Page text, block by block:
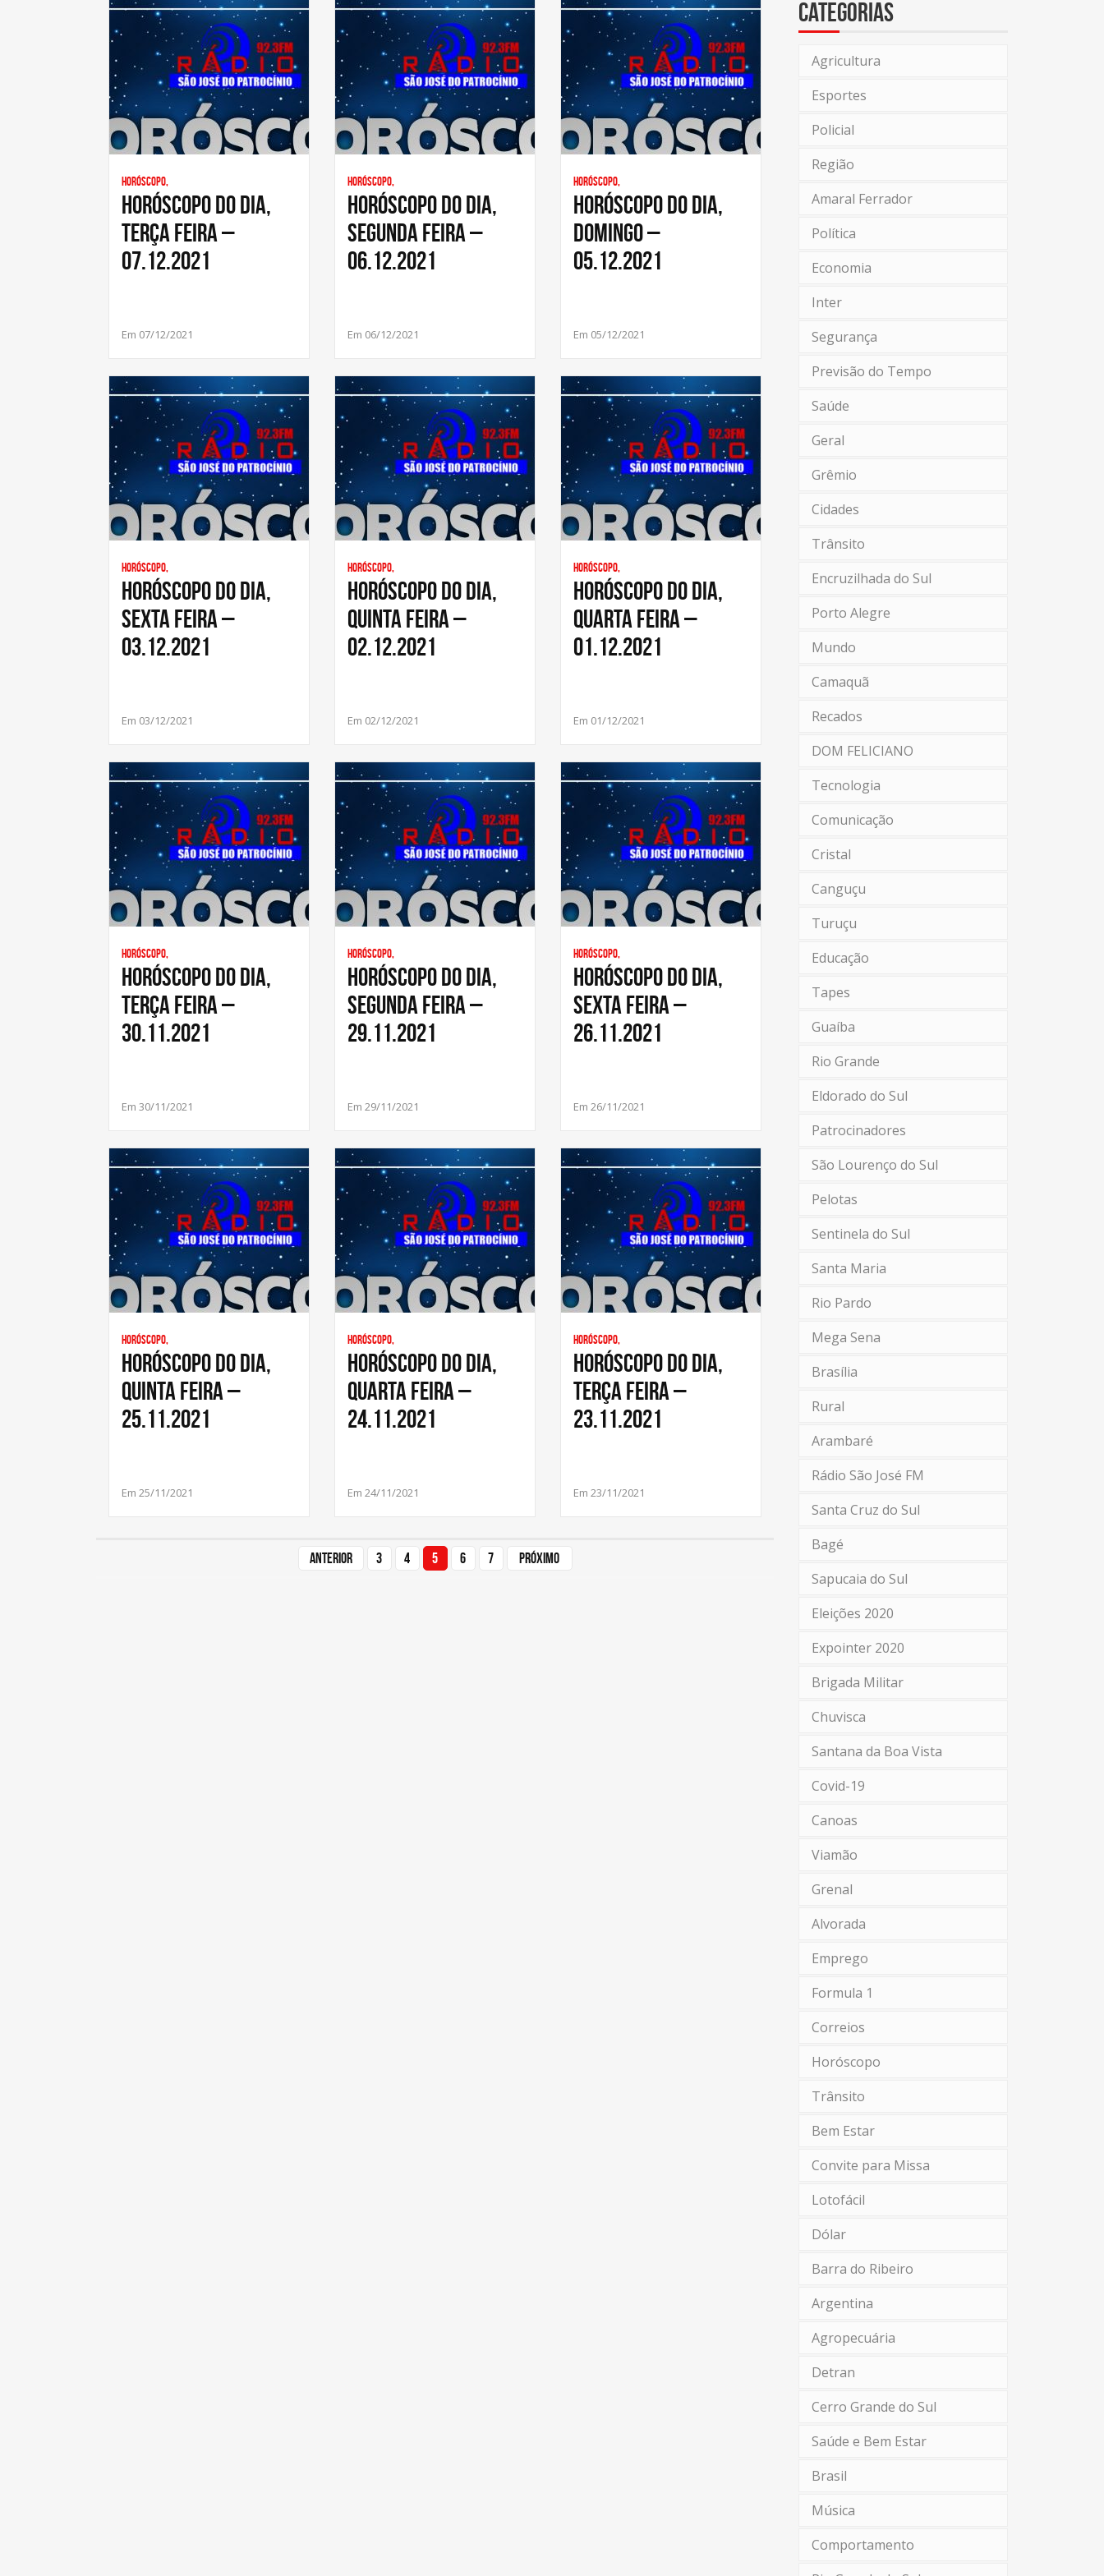
Horóscopo,
HORÓSCOPO DO DIA,
TERÇA FEIRA –
07.12.2021
Em 07/12/2021
Horóscopo,
HORÓSCOPO DO DIA,
SEGUNDA FEIRA –
06.12.2021
Em 06/12/2021
Horóscopo,
HORÓSCOPO DO DIA,
DOMINGO –
05.12.2021
Em 05/12/2021
Horóscopo,
HORÓSCOPO DO DIA,
SEXTA FEIRA –
03.12.2021
Em 03/12/2021
Horóscopo,
HORÓSCOPO DO DIA,
QUINTA FEIRA –
02.12.2021
Em 02/12/2021
Horóscopo,
HORÓSCOPO DO DIA,
QUARTA FEIRA –
01.12.2021
Em 01/12/2021
Horóscopo,
HORÓSCOPO DO DIA,
TERÇA FEIRA –
30.11.2021
Em 30/11/2021
Horóscopo,
HORÓSCOPO DO DIA,
SEGUNDA FEIRA –
29.11.2021
Em 29/11/2021
Horóscopo,
HORÓSCOPO DO DIA,
SEXTA FEIRA –
26.11.2021
Em 26/11/2021
Horóscopo,
HORÓSCOPO DO DIA,
QUINTA FEIRA –
25.11.2021
Em 25/11/2021
Horóscopo,
HORÓSCOPO DO DIA,
QUARTA FEIRA –
24.11.2021
Em 24/11/2021
Horóscopo,
HORÓSCOPO DO DIA,
TERÇA FEIRA –
23.11.2021
Em 23/11/2021
Anterior 3 4 5 6 7 Próximo
Categorias
Agricultura
Esportes
Policial
Região
Amaral Ferrador
Política
Economia
Inter
Segurança
Previsão do Tempo
Saúde
Geral
Grêmio
Cidades
Trânsito
Encruzilhada do Sul
Porto Alegre
Mundo
Camaquã
Recados
DOM FELICIANO
Tecnologia
Comunicação
Cristal
Canguçu
Turuçu
Educação
Tapes
Guaíba
Rio Grande
Eldorado do Sul
Patrocinadores
São Lourenço do Sul
Pelotas
Sentinela do Sul
Santa Maria
Rio Pardo
Mega Sena
Brasília
Rural
Arambaré
Rádio São José FM
Santa Cruz do Sul
Bagé
Sapucaia do Sul
Eleições 2020
Expointer 2020
Brigada Militar
Chuvisca
Santana da Boa Vista
Covid-19
Canoas
Viamão
Grenal
Alvorada
Emprego
Formula 1
Correios
Horóscopo
Trânsito
Bem Estar
Convite para Missa
Lotofácil
Dólar
Barra do Ribeiro
Argentina
Agropecuária
Detran
Cerro Grande do Sul
Saúde e Bem Estar
Brasil
Música
Comportamento